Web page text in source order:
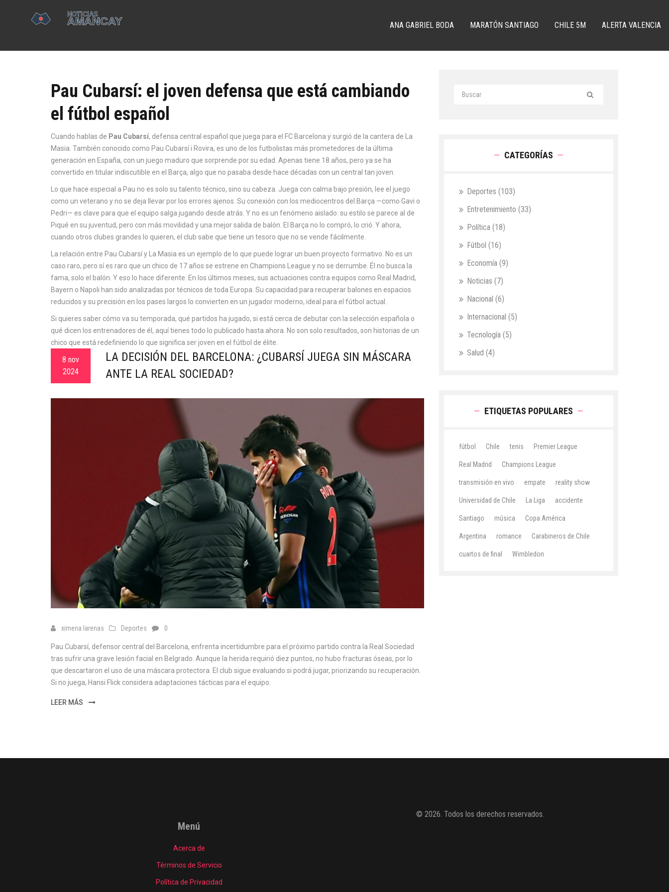
ANA GABRIEL BODA MARATÓN SANTIAGO CHILE 5M ALERTA VALENCIA
Pau Cubarsí: el joven defensa que está cambiando
el fútbol español
Cuando hablas de Pau Cubarsí, defensa central español que juega para el FC Barcelona y surgió de la cantera de La
Masia . También conocido como Pau Cubarsí i Rovira, es uno de los futbolistas más prometedores de la última
generación en España, con un juego maduro que sorprende por su edad. Apenas tiene 18 años, pero ya se ha
convertido en titular indiscutible en el Barça, algo que no pasaba desde hace décadas con un central tan joven.
Lo que hace especial a Pau no es solo su talento técnico, sino su cabeza. Juega con calma bajo presión, lee el juego
como un veterano y no se deja llevar por los errores ajenos. Su conexión con los mediocentros del Barça —como Gavi o
Pedri— es clave para que el equipo salga jugando desde atrás. Y no es un fenómeno aislado: su estilo se parece al de
Piqué en su juventud, pero con más movilidad y una mejor salida de balón. El Barça no lo compró, lo crió. Y ahora,
cuando otros clubes grandes lo quieren, el club sabe que tiene un tesoro que no se vende fácilmente.
La relación entre Pau Cubarsí y La Masia es un ejemplo de lo que puede lograr un buen proyecto formativo. No es un
caso raro, pero sí es raro que un chico de 17 años se estrene en Champions League y no se derrumbe. Él no busca la
fama, solo el balón. Y eso lo hace diferente. En los últimos meses, sus actuaciones contra equipos como Real Madrid,
Bayern o Napoli han sido analizadas por técnicos de toda Europa. Su capacidad para recuperar balones en espacios
reducidos y su precisión en los pases largos lo convierten en un jugador moderno, ideal para el fútbol actual.
Si quieres saber cómo va su temporada, qué partidos ha jugado, si está cerca de debutar con la selección española o
qué dicen los entrenadores de él, aquí tienes todo lo publicado hasta ahora. No son solo resultados, son historias de un
chico que está redefiniendo lo que significa ser joven en el fútbol de élite.
8 nov
2024
LA DECISIÓN DEL BARCELONA: ¿CUBARSÍ JUEGA SIN MÁSCARA
ANTE LA REAL SOCIEDAD?
ximena larenas Deportes 0
Pau Cubarsí, defensor central del Barcelona, enfrenta incertidumbre para el próximo partido contra la Real Sociedad
tras sufrir una grave lesión facial en Belgrado. Aunque la herida requirió diez puntos, no hubo fracturas óseas, por lo
que descartaron el uso de una máscara protectora. El club sigue evaluando si podrá jugar, priorizando su recuperación.
Si no juega, Hansi Flick considera adaptaciones tácticas para el equipo.
LEER MÁS
CATEGORÍAS
Deportes (103)
Entretenimiento (33)
Política (18)
Fútbol (16)
Economía (9)
Noticias (7)
Nacional (6)
Internacional (5)
Tecnología (5)
Salud (4)
ETIQUETAS POPULARES
fútbol Chile tenis Premier League
Real Madrid Champions League
transmisión en vivo empate reality show
Universidad de Chile La Liga accidente
Santiago música Copa América
Argentina romance Carabineros de Chile
cuartos de final Wimbledon
Menú
Acerca de
Términos de Servicio
Política de Privacidad
© 2026. Todos los derechos reservados.